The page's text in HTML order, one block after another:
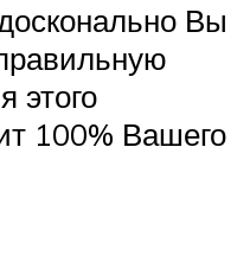
Вы
этого
100% Вашего